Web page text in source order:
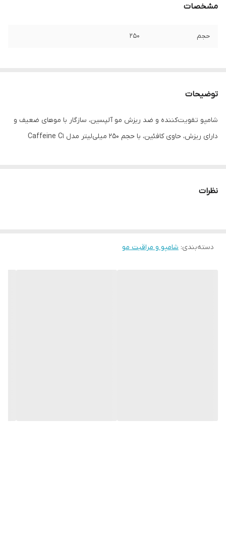
مشخصات
حجم 250
توضیحات
شامپو تقویت‌کننده و ضد ریزش مو آلپسین، سازگار با موهای ضعیف و
دارای ریزش، حاوی کافئین، با حجم 250 میلی‌لیتر مدل Caffeine C1
نظرات
دسته‌بندی: شامپو و مراقبت مو